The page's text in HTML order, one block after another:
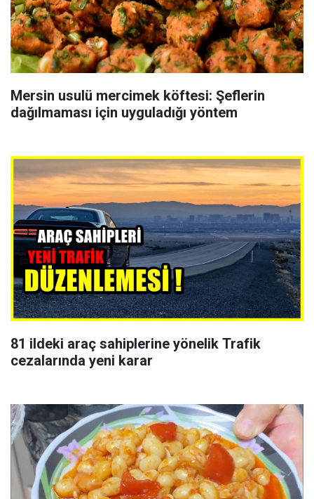
Mersin usulü mercimek köftesi: Şeflerin
dağılmaması için uyguladığı yöntem
81 ildeki araç sahiplerine yönelik Trafik
cezalarında yeni karar